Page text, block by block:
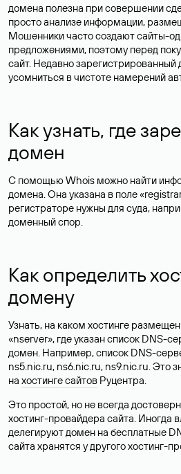
домена полезна при совершении
просто анализе информации,
Мошенники часто создают сайты-
предложениями, поэтому перед
сайт. Недавно
усомниться в чистоте намерений
Как узнать, где
домен
С помощью Whois можно найти
домена. Она указана в поле
регистраторе нужны для суда,
доменный спор.
Как определить
домену
Узнать, на каком хостинге
«nserver», где указан список DNS-
домен. Например, список DNS-
ns5.nic.ru, ns6.nic.ru, ns9.nic.ru. Это
на хостинге сайтов Руцентра.
Это простой, но не всегда
хостинг-провайдера сайта. Иногда
делегируют домен на бесплатные
сайта хранятся у другого хостинг-